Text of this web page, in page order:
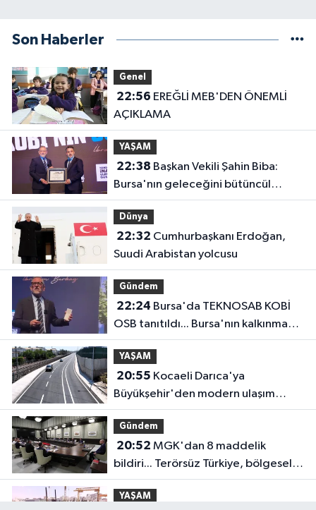
Son Haberler
Genel
22:56
AÇIKLAMA
YAŞAM
22:38
Bursa'nın geleceğini bütüncül
anlayışla planlıyoruz
Dünya
22:32
Suudi Arabistan yolcusu
Gündem
22:24
OSB tanıtıldı... Bursa'nın kalkınma
yolculuğunda yeni dönem
YAŞAM
20:55
Büyükşehir'den modern ulaşım
yatırımı
Gündem
20:52
bildiri... Terörsüz Türkiye, bölgesel
güvenlik ve Gazze mesajı
YAŞAM